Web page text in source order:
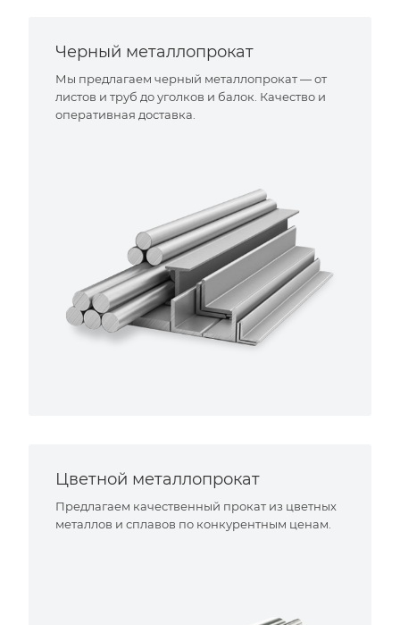
Черный металлопрокат
Мы предлагаем черный металлопрокат — от
листов и труб до уголков и балок. Качество и
оперативная доставка.
Цветной металлопрокат
Предлагаем качественный прокат из цветных
металлов и сплавов по конкурентным ценам.